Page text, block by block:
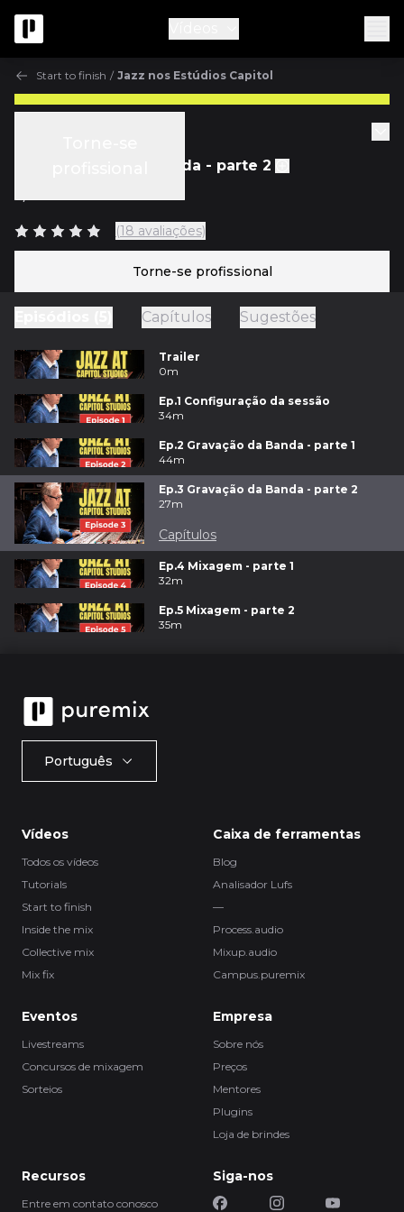
Start to finish / Jazz nos Estúdios Capitol
Ep.3 Gravação da Banda - parte 2
(18 avaliações)
Torne-se profissional
Capítulos Sugestões
Trailer
0m
Ep.1 Configuração da sessão
34m
Ep.2 Gravação da Banda - parte 1
44m
Ep.3 Gravação da Banda - parte 2
27m
Capítulos
Ep.4 Mixagem - parte 1
32m
Ep.5 Mixagem - parte 2
35m
Português
Vídeos
Todos os vídeos
Tutorials
Start to finish
Inside the mix
Collective mix
Mix fix
Caixa de ferramentas
Blog
Analisador Lufs
—
Process.audio
Mixup.audio
Campus.puremix
Eventos
Livestreams
Concursos de mixagem
Sorteios
Empresa
Sobre nós
Preços
Mentores
Plugins
Loja de brindes
Recursos
Entre em contato conosco
Siga-nos